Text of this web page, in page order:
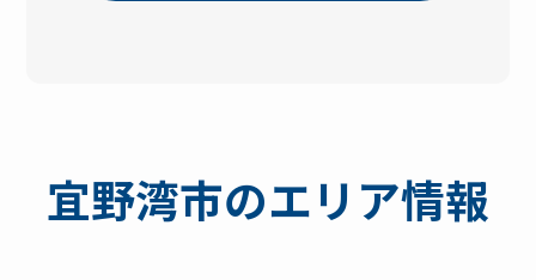
準備を少しずつ進める この3つを意識していただくこ
4,380万円 からスタート。 販売期間は9ヶ月となりま
せん。 沖縄では特に、 ・春先の進学、転勤シーズ
宜野湾市のエリア情報